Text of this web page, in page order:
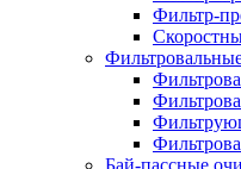
Фильтр-
Бай-пассные